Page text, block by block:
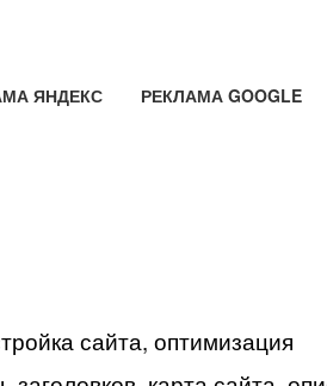
ЯНДЕКС РЕКЛАМА GOOGLE
сайта, оптимизация